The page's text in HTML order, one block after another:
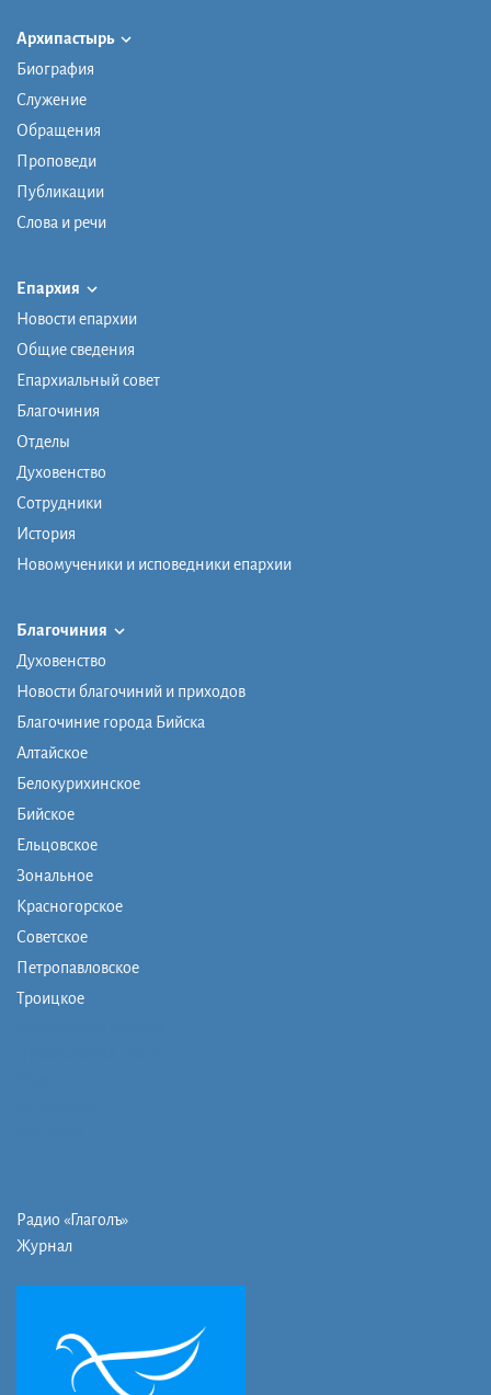
Архипастырь
Биография
Служение
Обращения
Проповеди
Публикации
Слова и речи
Епархия
Новости епархии
Общие сведения
Епархиальный совет
Благочиния
Отделы
Духовенство
Сотрудники
История
Новомученики и исповедники епархии
Благочиния
Духовенство
Новости благочиний и приходов
Благочиние города Бийска
Алтайское
Белокурихинское
Бийское
Ельцовское
Зональное
Красногорское
Советское
Петропавловское
Троицкое
Радио «Глаголъ»
Журнал